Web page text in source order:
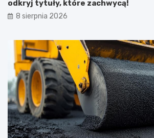
odkryj tytuły, które zachwycą!
8 sierpnia 2026